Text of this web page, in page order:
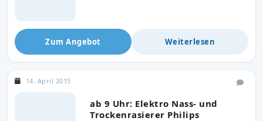
Zum Angebot Weiterlesen
ab 9 Uhr: Elektro Nass- und
Trockenrasierer Philips
14. April 2015